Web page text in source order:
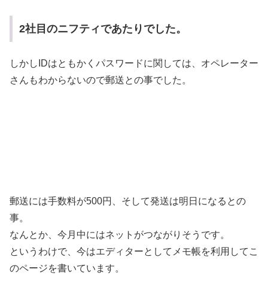
2社目のニフティであたりでした。
しかしIDはともかくパスワードに関しては、オペレーター
さんもわからないので郵送との事でした。
郵送には手数料が500円、そして発送は明日になるとの
事。
なんとか、今月中にはネットがつながりそうです。
というわけで、今はエディターとしてメモ帳を利用してこ
のページを書いています。